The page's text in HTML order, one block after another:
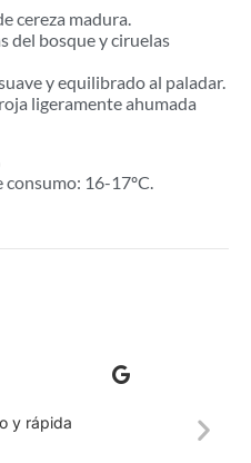
cereza madura.
del bosque y ciruelas
y equilibrado al paladar.
ligeramente ahumada
consumo: 16-17ºC.
y rápida
La